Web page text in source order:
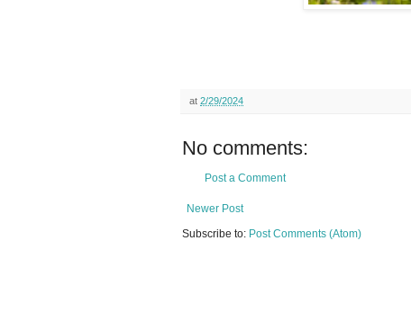
at 2/29/2024
No comments:
Post a Comment
Newer Post
Subscribe to: Post Comments (Atom)